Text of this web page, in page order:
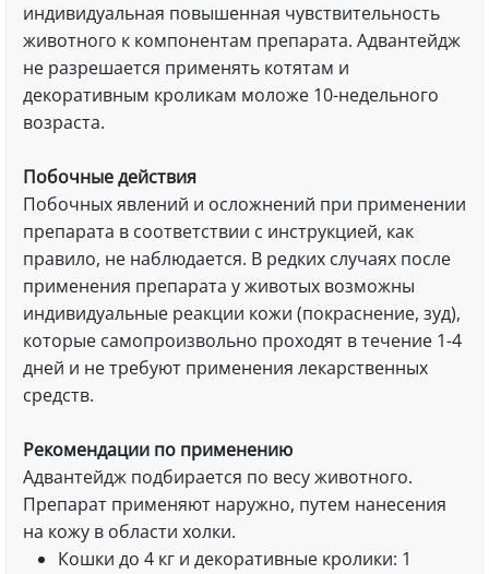
индивидуальная повышенная чувствительность
животного к компонентам препарата. Адвантейдж
не разрешается применять котятам и
декоративным кроликам моложе 10-недельного
возраста.
Побочные действия
Побочных явлений и осложнений при применении
препарата в соответствии с инструкцией, как
правило, не наблюдается. В редких случаях после
применения препарата у животых возможны
индивидуальные реакции кожи (покраснение, зуд),
которые самопроизвольно проходят в течение 1-4
дней и не требуют применения лекарственных
средств.
Рекомендации по применению
Адвантейдж подбирается по весу животного.
Препарат применяют наружно, путем нанесения
на кожу в области холки.
Кошки до 4 кг и декоративные кролики: 1